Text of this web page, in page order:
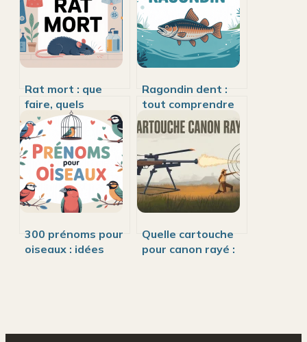
Rat mort : que
faire, quels
risques, comment
réagir
sereinement
Ragondin dent :
tout comprendre
sur ses incisives
orange et leurs
risques
300 prénoms pour
oiseaux : idées
Quelle cartouche
pour canon rayé :